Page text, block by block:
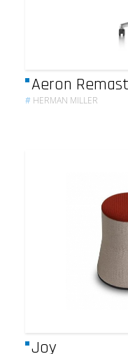
Aeron
# HERMAN MILLER
Joy